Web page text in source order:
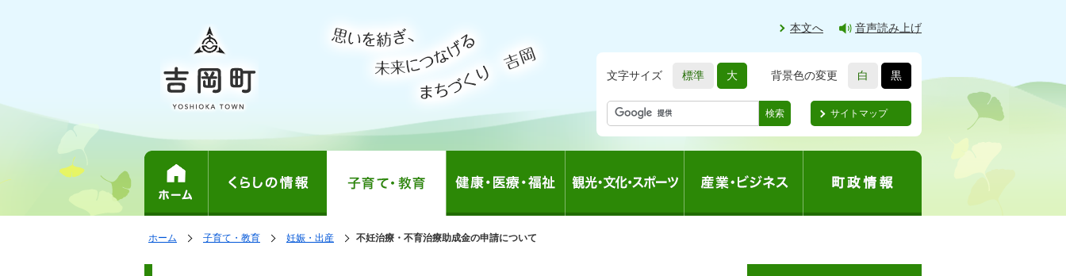
本文へ 音声読み上げ
文字サイズ 標準 大 背景色の変更 白 黒
検索 サイトマップ
表
ペ
ホーム
の
子育て・教育
の
妊娠・出産
の
不妊治療・不育治療助成金の申請について